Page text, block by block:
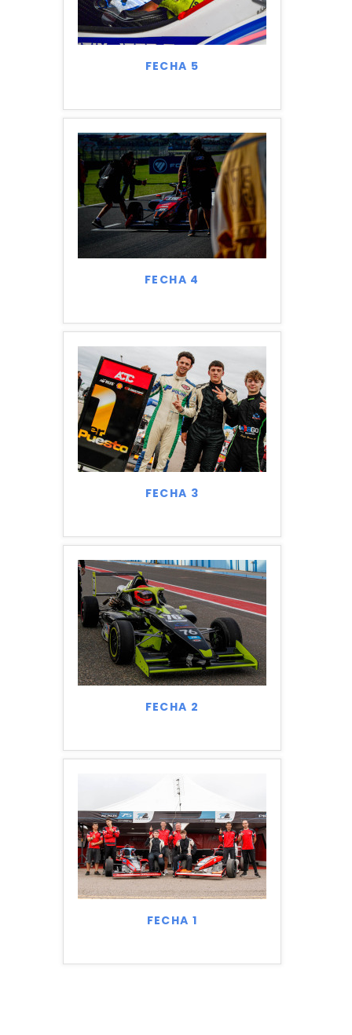
FECHA 5
FECHA 4
FECHA 3
FECHA 2
FECHA 1